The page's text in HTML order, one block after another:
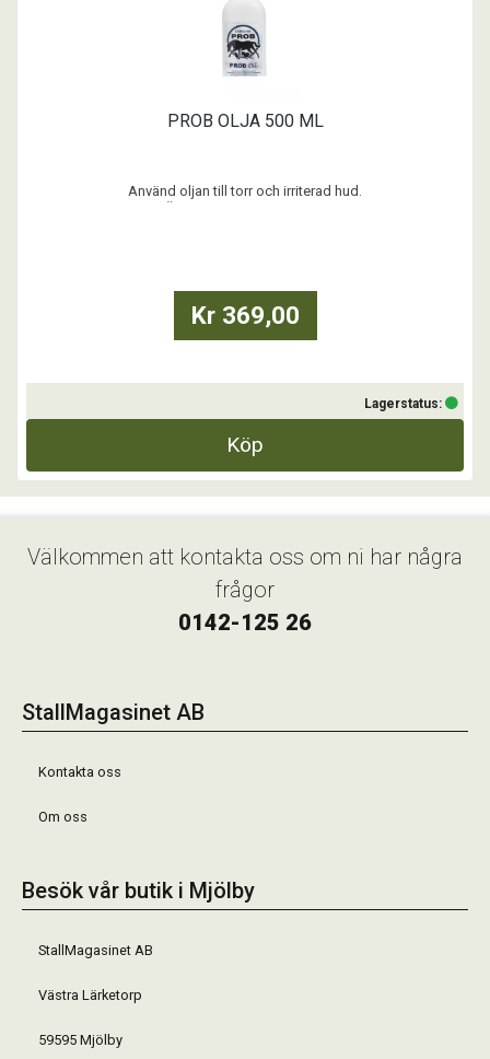
PROB OLJA 500 ML
Använd oljan till torr och irriterad hud.
Kr 369,00
Lagerstatus:
Köp
Välkommen att kontakta oss om ni har några
frågor
0142-125 26
StallMagasinet AB
Kontakta oss
Om oss
Besök vår butik i Mjölby
StallMagasinet AB
Västra Lärketorp
59595 Mjölby